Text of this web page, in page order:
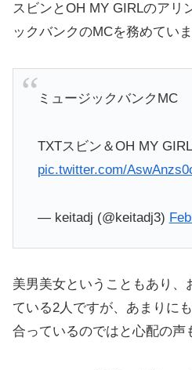
スビンとOH MY GIRLのアリ
ックバンクのMCを務めていま
ミュージックバンクMC
TXTスビン＆OH MY
pic.twitter.com/
— keitadj (@keitadj3)
美男美女ということもあり、
ている2人ですが、あまりに
合っているのではと心配の声